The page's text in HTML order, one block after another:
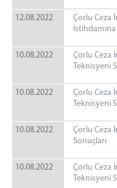
12.08.2022
Çorlu Ceza
10.08.2022
Çorlu Ceza
Teknisyeni
10.08.2022
Çorlu Ceza
Teknisyeni
10.08.2022
Çorlu Ceza
Sonuçları
10.08.2022
Çorlu Ceza
Teknisyeni